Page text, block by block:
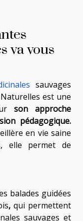
va vous
sauvages
est une
son approche
pédagogique.
en vie saine
elle permet de
balades guidées
, qui permettent
sauvages et